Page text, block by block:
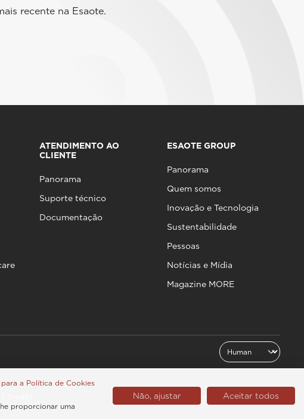
recente na Esaote.
ATENDIMENTO AO
CLIENTE
Panorama
Suporte técnico
Documentação
ESAOTE GROUP
Panorama
Quem somos
Inovação e Tecnologia
Sustentabilidade
Pessoas
Notícias e Mídia
Magazine MORE
Latinoamérica (Português)
para a Política de Cookies
proporcionar uma
Não, ajustar Aceitar todos